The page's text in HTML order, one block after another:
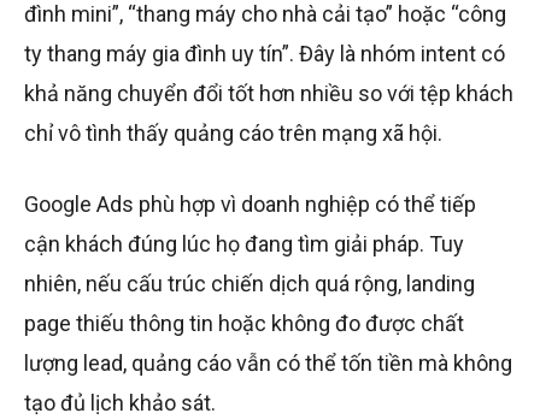
đình mini”, “thang máy cho nhà cải tạo” hoặc “công
ty thang máy gia đình uy tín”. Đây là nhóm intent có
khả năng chuyển đổi tốt hơn nhiều so với tệp khách
chỉ vô tình thấy quảng cáo trên mạng xã hội.
Google Ads phù hợp vì doanh nghiệp có thể tiếp
cận khách đúng lúc họ đang tìm giải pháp. Tuy
nhiên, nếu cấu trúc chiến dịch quá rộng, landing
page thiếu thông tin hoặc không đo được chất
lượng lead, quảng cáo vẫn có thể tốn tiền mà không
tạo đủ lịch khảo sát.